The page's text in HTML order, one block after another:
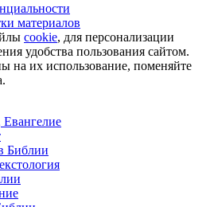
материалов
cookie, для персонализации
удобства пользования сайтом.
на их использование, поменяйте
Библии